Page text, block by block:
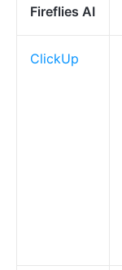
Fireflies AI
ClickUp